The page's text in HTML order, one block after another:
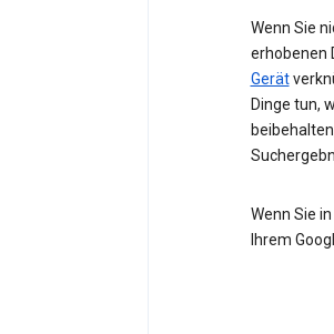
Wenn Sie
erhobenen
Gerät
Dinge tun,
Wenn Sie
Ihrem